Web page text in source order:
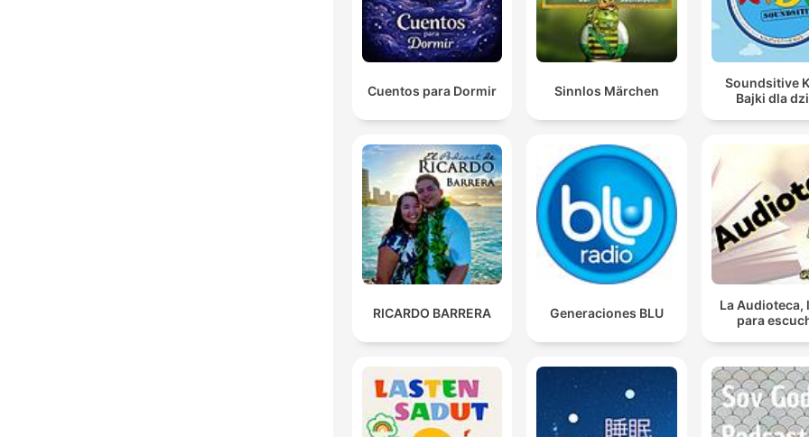
Cuentos para Dormir Sinnlos Märchen
Soundsitive
Bajki dla
RICARDO BARRERA Generaciones BLU
La Audioteca,
para